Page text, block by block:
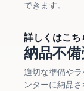
できます。
詳しくはこち
納品不
適切な準備や
ンターに納品